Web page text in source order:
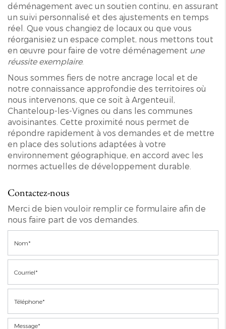
déménagement avec un soutien continu, en assurant
un suivi personnalisé et des ajustements en temps
réel. Que vous changiez de locaux ou que vous
réorganisiez un espace complet, nous mettons tout
en œuvre pour faire de votre déménagement une
réussite exemplaire.
Nous sommes fiers de notre ancrage local et de
notre connaissance approfondie des territoires où
nous intervenons, que ce soit à Argenteuil,
Chanteloup-les-Vignes ou dans les communes
avoisinantes. Cette proximité nous permet de
répondre rapidement à vos demandes et de mettre
en place des solutions adaptées à votre
environnement géographique, en accord avec les
normes actuelles de développement durable.
Contactez-nous
Merci de bien vouloir remplir ce formulaire afin de
nous faire part de vos demandes.